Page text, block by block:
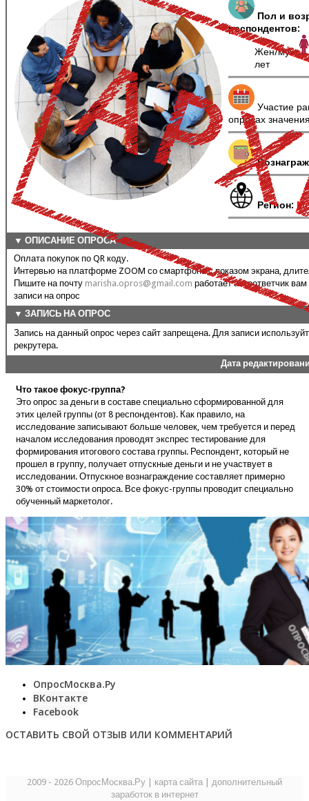
Пол и
респондентов:
Жен/муж
лет
Участие
опросах
Регион:
▼ ОПИСАНИЕ ОПРОСА
Оплата покупок по QR коду.
Интервью на платформе ZOOM со смартфона с показом экрана,
Пишите на почту marisha.opros@gmail.com работает автоответчик
записи на опрос
▼ ЗАПИСЬ НА ОПРОС
Запись на данный опрос через сайт запрещена. Для записи
рекрутера.
Дата
Что такое фокус-группа?
Это опрос за деньги в составе специально сформированной для
этих целей группы (от 8 респондентов). Как правило, на
исследование записывают больше человек, чем требуется и перед
началом исследования проводят экспрес тестирование для
формирования итогового состава группы. Респондент, который не
прошел в группу, получает отпускные деньги и не участвует в
исследовании. Отпускное вознаграждение составляет примерно
30% от стоимости опроса. Все фокус-группы проводит специально
обученный маркетолог.
ОпросМосква.Ру
ВКонтакте
Facebook
ОСТАВИТЬ СВОЙ ОТЗЫВ ИЛИ КОММЕНТАРИЙ
2009 - 2026 ОпросМосква.Ру карта сайта
дополнительный
заработок в интернет